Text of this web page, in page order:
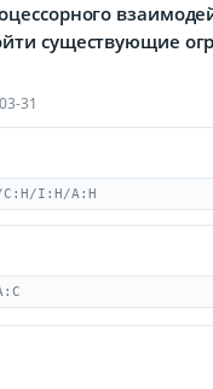
существующие
31
C:H/I:H/A:H